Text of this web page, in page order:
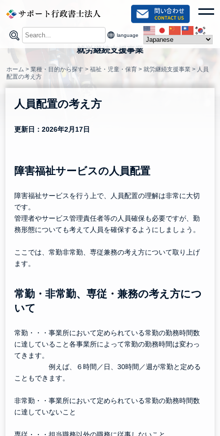
content
language
就労継続支援事業
ホーム >業種・目的から探す >福祉・児童・保育 >就労継続支援事業 > 人員
配置の考え方
人員配置の考え方
更新日：2026年2月17日
障害福祉サービスの人員配置
障害福祉サービスを行う上で、人員配置の理解は非常に大切
です。
管理者やサービス管理責任者等の人員確保も必要ですが、勤
務形態についても考えて人員を確保するようにしましょう。
ここでは、常勤非常勤、専従兼務の考え方について取り上げ
ます。
常勤・非常勤、専従・兼務の考え方につ
いて
常勤・・・事業所において定められている常勤の勤務時間数
に達していること各事業所によって常勤の勤務時間は変わっ
てきます。
例えば、６時間／日、30時間／週が常勤と定める
こともできます。
非常勤・・事業所において定められている常勤の勤務時間数
に達していないこと